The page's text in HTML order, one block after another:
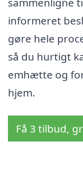
informeret
gøre hele
så du hurtigt
emhætte og
hjem.
Få 3 tilbud,